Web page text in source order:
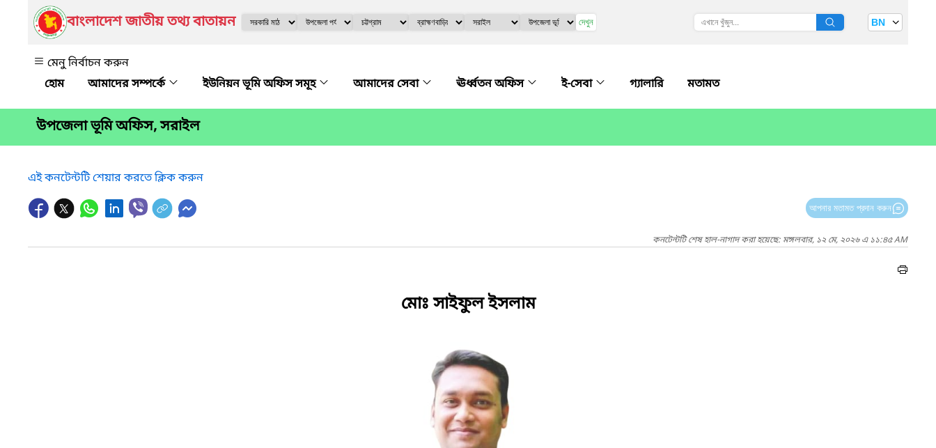
বাংলাদেশ জাতীয় তথ্য বাতায়ন দেখুন BN
মেনু নির্বাচন করুন
আমাদের সম্পর্কে
ইউনিয়ন ভূমি অফিস সমূহ আমাদের সেবা ঊর্ধ্বতন অফিস ই-সেবা গ্যালারি মতামত
উপজেলা ভূমি অফিস, সরাইল
এই কনটেন্টটি শেয়ার করতে ক্লিক করুন
আপনার মতামত প্রদান করুন
কনটেন্টটি শেষ হাল-নাগাদ করা হয়েছে: মঙ্গলবার, ১২ মে, ২০২৬ এ ১১:৪৫ AM
মোঃ সাইফুল ইসলাম